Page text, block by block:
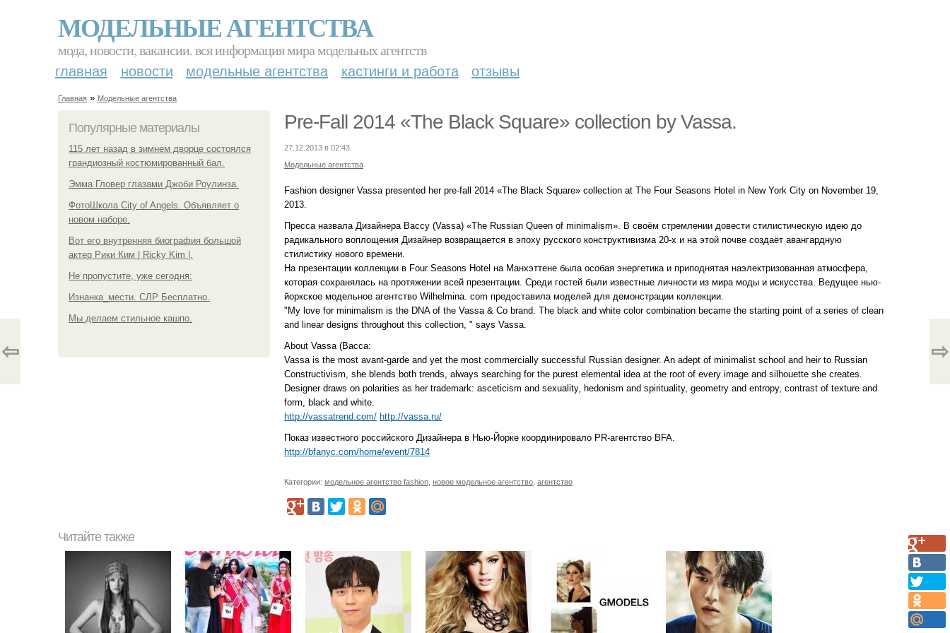
МОДЕЛЬНЫЕ АГЕНТСТВА
мода, новости, вакансии. вся информация мира модельных агентств
главная новости модельные агентства кастинги и работа отзывы
Главная » Модельные агентства
Популярные материалы
115 лет назад в зимнем дворце состоялся
грандиозный костюмированный бал.
Эмма Гловер глазами Джоби Роулинза.
ФотоШкола City of Angels. Объявляет о
новом наборе.
Вот его внутренняя биография большой
актер Рики Ким | Ricky Kim |.
Не пропустите, уже сегодня:
Изнанка_мести. СЛР Бесплатно.
Мы делаем стильное кашпо.
Pre-Fall 2014 «The Black Square» collection by Vassa.
27.12.2013 в 02:43
Модельные агентства
Fashion designer Vassa presented her pre-fall 2014 «The Black Square» collection at The Four Seasons Hotel in New York City on November 19,
2013.
Пресса назвала Дизайнера Вассу (Vassa) «The Russian Queen of minimalism». В своём стремлении довести стилистическую идею до
радикального воплощения Дизайнер возвращается в эпоху русского конструктивизма 20-х и на этой почве создаёт авангардную
стилистику нового времени.
На презентации коллекции в Four Seasons Hotel на Манхэттене была особая энергетика и приподнятая наэлектризованная атмосфера,
которая сохранялась на протяжении всей презентации. Среди гостей были известные личности из мира моды и искусства. Ведущее нью-
йоркское модельное агентство Wilhelmina. com предоставила моделей для демонстрации коллекции.
"My love for minimalism is the DNA of the Vassa & Co brand. The black and white color combination became the starting point of a series of clean
and linear designs throughout this collection, " says Vassa.
About Vassa (Васса:
Vassa is the most avant-garde and yet the most commercially successful Russian designer. An adept of minimalist school and heir to Russian
Constructivism, she blends both trends, always searching for the purest elemental idea at the root of every image and silhouette she creates.
Designer draws on polarities as her trademark: asceticism and sexuality, hedonism and spirituality, geometry and entropy, contrast of texture and
form, black and white.
http://vassatrend.com/ http://vassa.ru/
Показ известного российского Дизайнера в Нью-Йорке координировало PR-агентство BFA.
http://bfanyc.com/home/event/7814
Категории: модельное агентство fashion новое модельное агентство агентство
⇦ ⇨
Читайте также